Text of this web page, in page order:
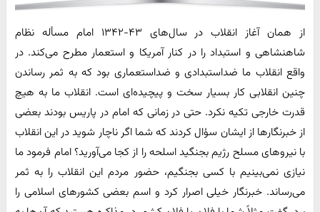
از همان آغاز انقلاب در سال‌های ۴۳-۱۳۴۲ امام مسأله نظام
شاهنشاهی و استبداد را در کنار آمریکا و استعمار مطرح می‌کند. در
واقع انقلاب ما ضداستبدادی و ضداستعماری بود که به ثمر رساندن
چنین انقلابی کار بسیار سخت و پیچیده‌ای است. انقلاب ما به هیچ
قدرت خارجی تکیه نکرد. حتی در زمانی که امام در پاریس بودند بعضی
از خبرنگارها از ایشان سؤال کردند که شما اگر ناچار شوید در این انقلاب
با نیروهای مسلح رژیم بجنگید اسلحه را از کجا می‌آورید؟ امام فرمود ما
نیازی نمی‌بینیم با کسی بجنگیم، حضور مردم این انقلاب را به ثمر
می‌رساند. خبرنگار خیلی اصرار کرد و اسم بعضی کشورهای اسلامی را